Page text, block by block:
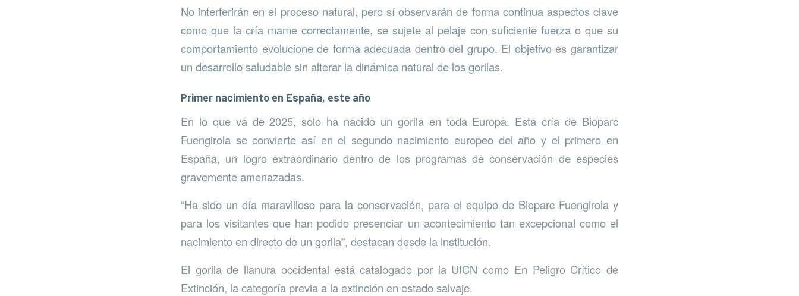
No interferirán en el proceso natural, pero sí observarán de forma continua aspectos clave
como que la cría mame correctamente, se sujete al pelaje con suficiente fuerza o que su
comportamiento evolucione de forma adecuada dentro del grupo. El objetivo es garantizar
un desarrollo saludable sin alterar la dinámica natural de los gorilas.
Primer nacimiento en España, este año
En lo que va de 2025, solo ha nacido un gorila en toda Europa. Esta cría de Bioparc
Fuengirola se convierte así en el segundo nacimiento europeo del año y el primero en
España, un logro extraordinario dentro de los programas de conservación de especies
gravemente amenazadas.
“Ha sido un día maravilloso para la conservación, para el equipo de Bioparc Fuengirola y
para los visitantes que han podido presenciar un acontecimiento tan excepcional como el
nacimiento en directo de un gorila”, destacan desde la institución.
El gorila de llanura occidental está catalogado por la UICN como En Peligro Crítico de
Extinción, la categoría previa a la extinción en estado salvaje.